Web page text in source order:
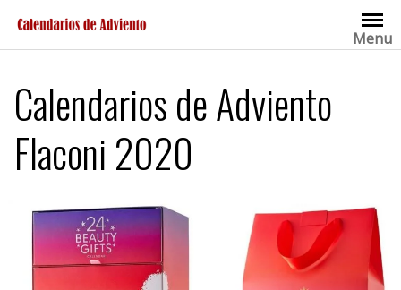
contenido
Menu
Calendarios de Adviento
Flaconi 2020